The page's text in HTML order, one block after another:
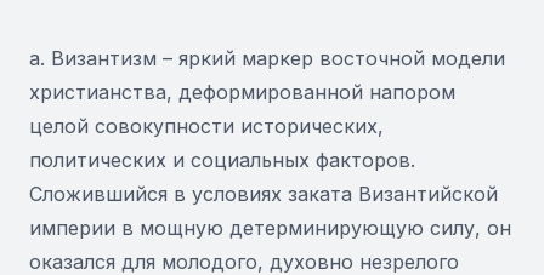
а. Византизм – яркий маркер восточной модели
христианства, деформированной напором
целой совокупности исторических,
политических и социальных факторов.
Сложившийся в условиях заката Византийской
империи в мощную детерминирующую силу, он
оказался для молодого, духовно незрелого